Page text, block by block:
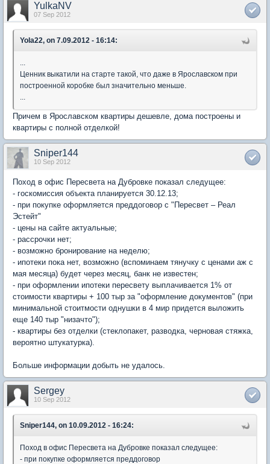
YulkaNV
07 Sep 2012
Yola22, on 7.09.2012 - 16:14:
...
Ценник выкатили на старте такой, что даже в Ярославском при
построенной коробке был значительно меньше.
...
Причем в Ярославском квартиры дешевле, дома построены и
квартиры с полной отделкой!
Sniper144
10 Sep 2012
Поход в офис Пересвета на Дубровке показал следущее:
- госкомиссия объекта планируется 30.12.13;
- при покупке оформляется преддоговор с "Пересвет – Реал
Эстейт"
- цены на сайте актуальные;
- рассрочки нет;
- возможно бронирование на неделю;
- ипотеки пока нет, возможно (вспоминаем тянучку с ценами аж с
мая месяца) будет через месяц, банк не известен;
- при оформлении ипотеки пересвету выплачивается 1% от
стоимости квартиры + 100 тыр за "оформление документов" (при
минимальной стоитмости однушки в 4 мир придется выложить
еще 140 тыр "низачто");
- квартиры без отделки (стеклопакет, разводка, черновая стяжка,
вероятно штукатурка).
Больше информации добыть не удалось.
Sergey
10 Sep 2012
Sniper144, on 10.09.2012 - 16:24:
Поход в офис Пересвета на Дубровке показал следущее:
- при покупке оформляется преддоговор